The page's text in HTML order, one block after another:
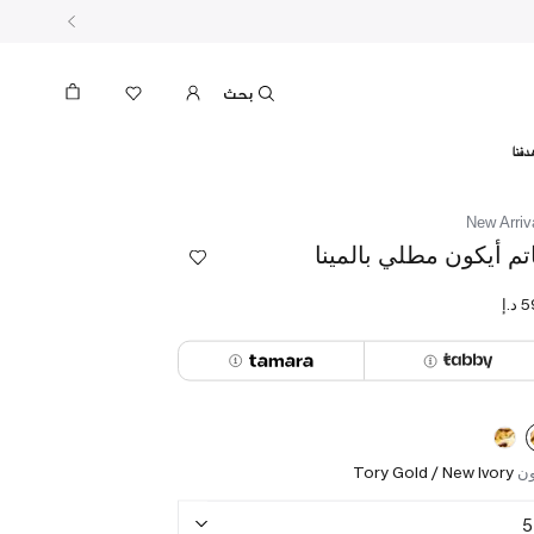
New
أيكون مطلي بالمينا
Tory Gold / New Ivory
5